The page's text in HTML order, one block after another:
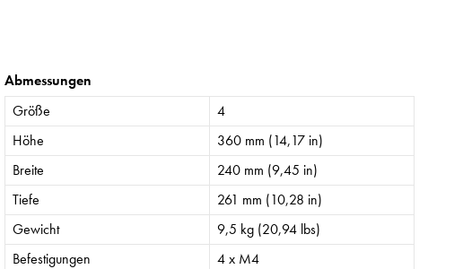
Abmessungen
Größe
4
Höhe
360 mm (14,17 in)
Breite
240 mm (9,45 in)
Tiefe
261 mm (10,28 in)
Gewicht
9,5 kg (20,94 lbs)
Befestigungen
4 x M4